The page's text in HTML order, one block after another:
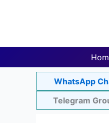
WhatsApp
Telegram